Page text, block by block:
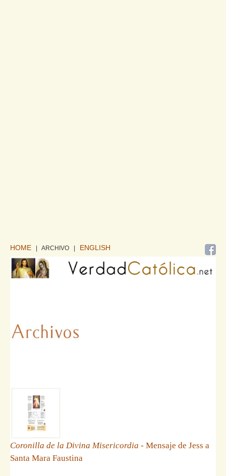
HOME | ARCHIVO ENGLISH
Coronilla de la Divina Misericordia - Mensaje de Jess a
Santa Mara Faustina